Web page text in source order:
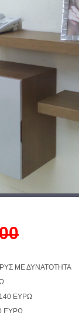
ΜΕ ΔΥΝΑΤΟΤΗΤΑ
ΕΥΡΩ
ΕΥΡΩ